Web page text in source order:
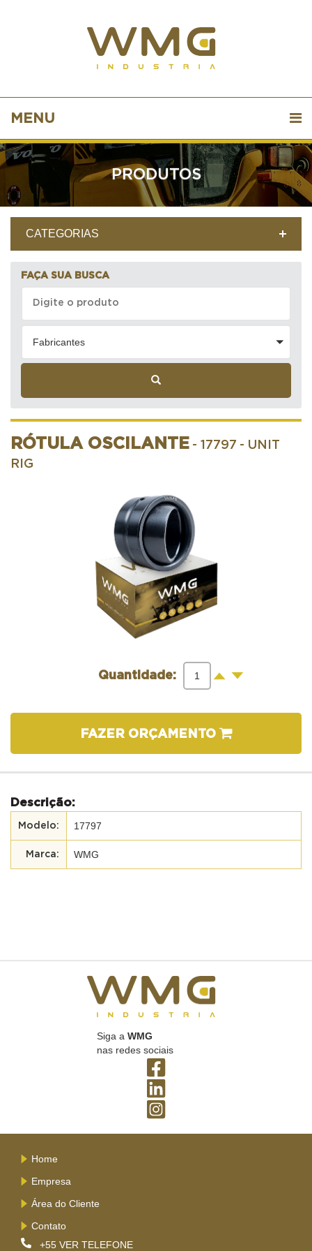
MENU
PRODUTOS
CATEGORIAS
FAÇA SUA BUSCA
Fabricantes
RÓTULA OSCILANTE - 17797 - UNIT
RIG
Quantidade: + -
FAZER ORÇAMENTO
Descrição:
17797
WMG
Siga a WMG
nas redes sociais
Home
Empresa
Área do Cliente
Contato
+55 VER TELEFONE